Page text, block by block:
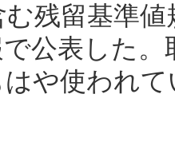
残留基準
公表した
や使われ